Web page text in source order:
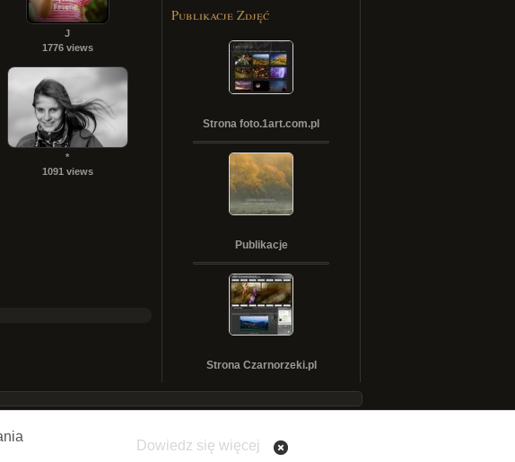
J
1776 views
*
1091 views
Publikacje Zdjęć
Strona foto.1art.com.pl
Publikacje
Strona Czarnorzeki.pl
Dowiedz się więcej